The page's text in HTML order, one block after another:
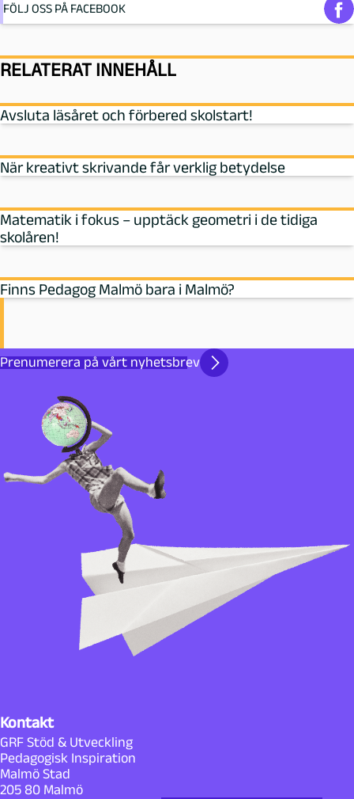
FÖLJ OSS PÅ FACEBOOK
RELATERAT INNEHÅLL
Avsluta läsåret och förbered skolstart!
När kreativt skrivande får verklig betydelse
Matematik i fokus – upptäck geometri i de tidiga
skolåren!
Finns Pedagog Malmö bara i Malmö?
Prenumerera på vårt nyhetsbrev
Kontakt
GRF Stöd & Utveckling
Pedagogisk Inspiration
Malmö Stad
205 80 Malmö